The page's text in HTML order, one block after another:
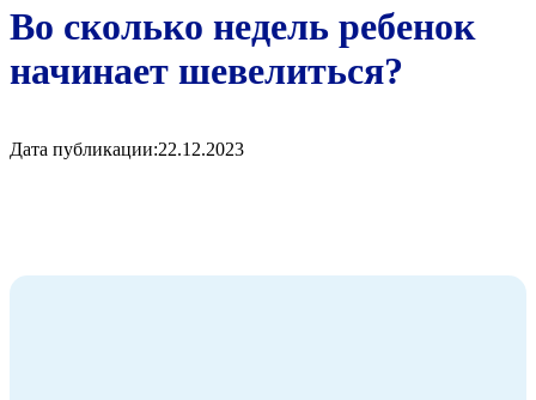
Во сколько недель ребенок
начинает шевелиться?
Дата публикации:22.12.2023